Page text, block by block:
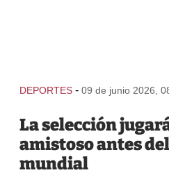
DEPORTES - 09 de junio 2026,
La selección
amistoso antes
mundial